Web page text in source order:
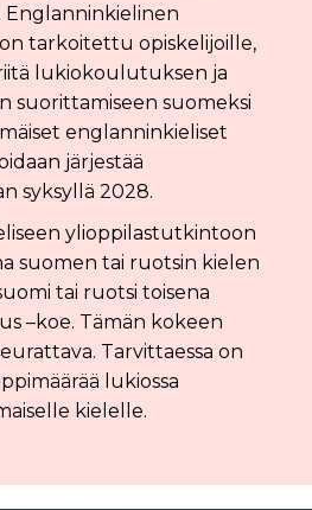
tarkoitettu opiskelijoille,
lukiokoulutuksen ja
suorittamiseen suomeksi
englanninkieliset
järjestää
syksyllä 2028.
ylioppilastutkintoon
suomen tai ruotsin kielen
tai ruotsi toisena
–koe. Tämän kokeen
Tarvittaessa on
lukiossa
kielelle.